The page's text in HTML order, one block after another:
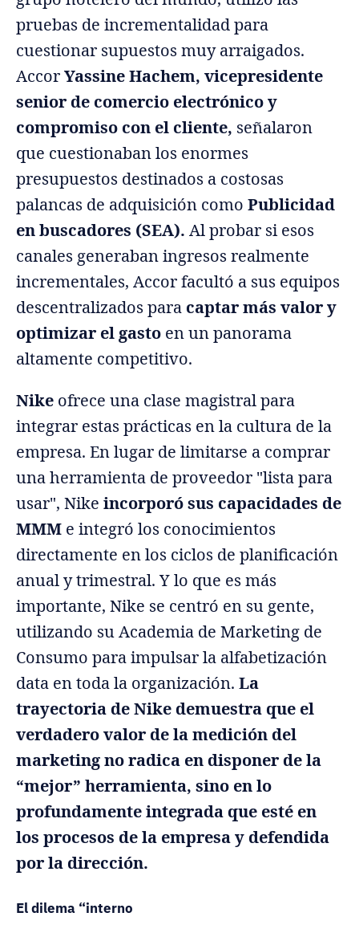
pruebas de incrementalidad para
cuestionar supuestos muy arraigados.
AccorYassine Hachem, vicepresidente
senior de comercio electrónico y
compromiso con el cliente, señalaron
que cuestionaban los enormes
presupuestos destinados a costosas
palancas de adquisición comoPublicidad
en buscadores (SEA). Al probar si esos
canales generaban ingresos realmente
incrementales, Accor facultó a sus equipos
descentralizados para captar más valor y
optimizar el gasto en un panorama
altamente competitivo.
Nike ofrece una clase magistral para
integrar estas prácticas en la cultura de la
empresa. En lugar de limitarse a comprar
una herramienta de proveedor "lista para
usar", Nikeincorporó sus capacidades de
MMM e integró los conocimientos
directamente en los ciclos de planificación
anual y trimestral. Y lo que es más
importante, Nike se centró en su gente,
utilizando su Academia de Marketing de
Consumo para impulsar la alfabetización
data en toda la organización.La
trayectoria de Nike demuestra que el
verdadero valor de la medición del
marketing no radica en disponer de la
“mejor” herramienta, sino en lo
profundamente integrada que esté en
los procesos de la empresa y defendida
por la dirección.
El dilema “interno